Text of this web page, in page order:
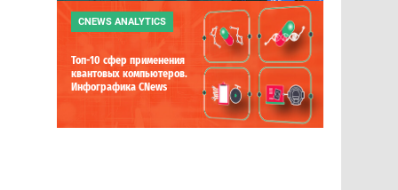
CNEWS ANALYTICS
Топ-10 сфер применения
квантовых компьютеров.
Инфографика CNews